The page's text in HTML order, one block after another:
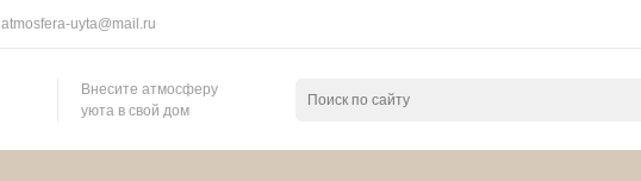
atmosfera-uyta@mail.ru
Внесите атмосферу
уюта в свой дом